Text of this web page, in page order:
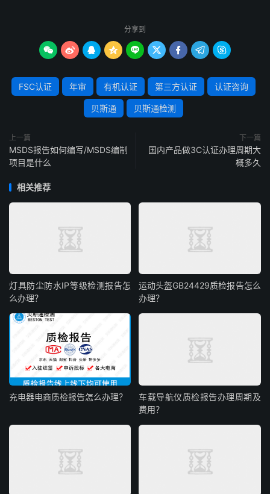
分享到
        
FSC认证 年审 有机认证 第三方认证 认证咨询
贝斯通 贝斯通检测
上一篇
MSDS报告如何编写/MSDS编制
项目是什么
下一篇
国内产品做3C认证办理周期大
概多久
相关推荐
灯具防尘防水IP等级检测报告怎
么办理？
运动头盔GB24429质检报告怎么
办理？
充电器电商质检报告怎么办理？
车载导航仪质检报告办理周期及
费用？